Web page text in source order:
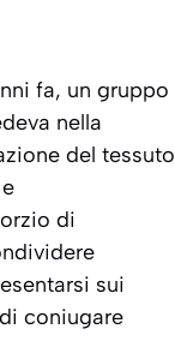
fa, un gruppo
nella
del tessuto
di
sui
coniugare